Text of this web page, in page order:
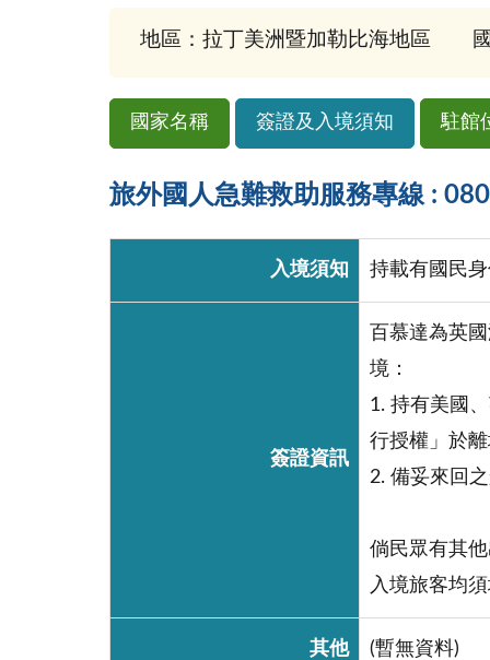
地區：拉丁美洲暨加勒比海地區
國家名稱 簽證及入境須知 駐館
旅外國人急難救助服務專線 :
入境須知 持載有國民
簽證資訊
百慕達為英
境：
1. 持有美國
行授權」於
2. 備妥來回
倘民眾有其
入境旅客均
其他 (暫無資料)